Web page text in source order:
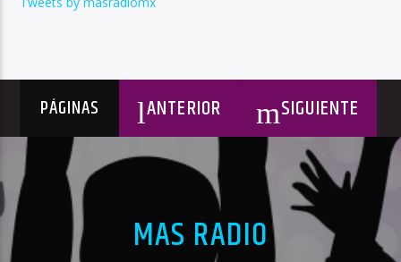
PÁGINAS ANTERIOR SIGUIENTE
MAS RADIO